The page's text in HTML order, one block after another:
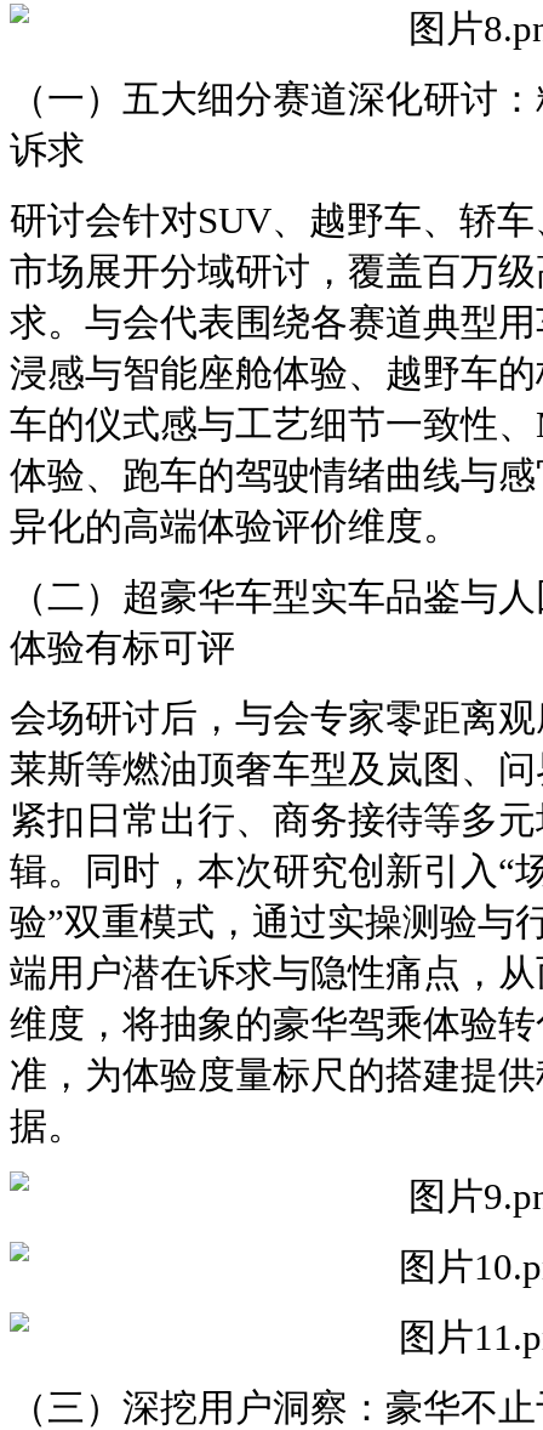
（一）五大细分赛道深化研讨
诉求
研讨会针对SUV、越野车、轿
市场展开分域研讨，覆盖百万
求。与会代表围绕各赛道典型
浸感与智能座舱体验、越野车
车的仪式感与工艺细节一致性
体验、跑车的驾驶情绪曲线与
异化的高端体验评价维度。
（二）超豪华车型实车品鉴与
体验有标可评
会场研讨后，与会专家零距离
莱斯等燃油顶奢车型及岚图、
紧扣日常出行、商务接待等多
辑。同时，本次研究创新引入“
验”双重模式，通过实操测验与
端用户潜在诉求与隐性痛点，
维度，将抽象的豪华驾乘体验
准，为体验度量标尺的搭建提
据。
（三）深挖用户洞察：豪华不